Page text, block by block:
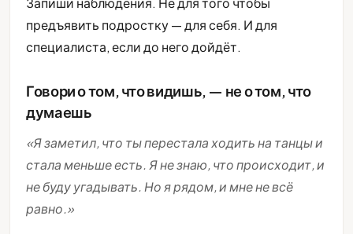
предъявить подростку — для себя. И для
специалиста, если до него дойдёт.
Говори о том, что видишь, — не о том, что
думаешь
«Я заметил, что ты перестала ходить на танцы и
стала меньше есть. Я не знаю, что происходит, и
не буду угадывать. Но я рядом, и мне не всё
равно.»